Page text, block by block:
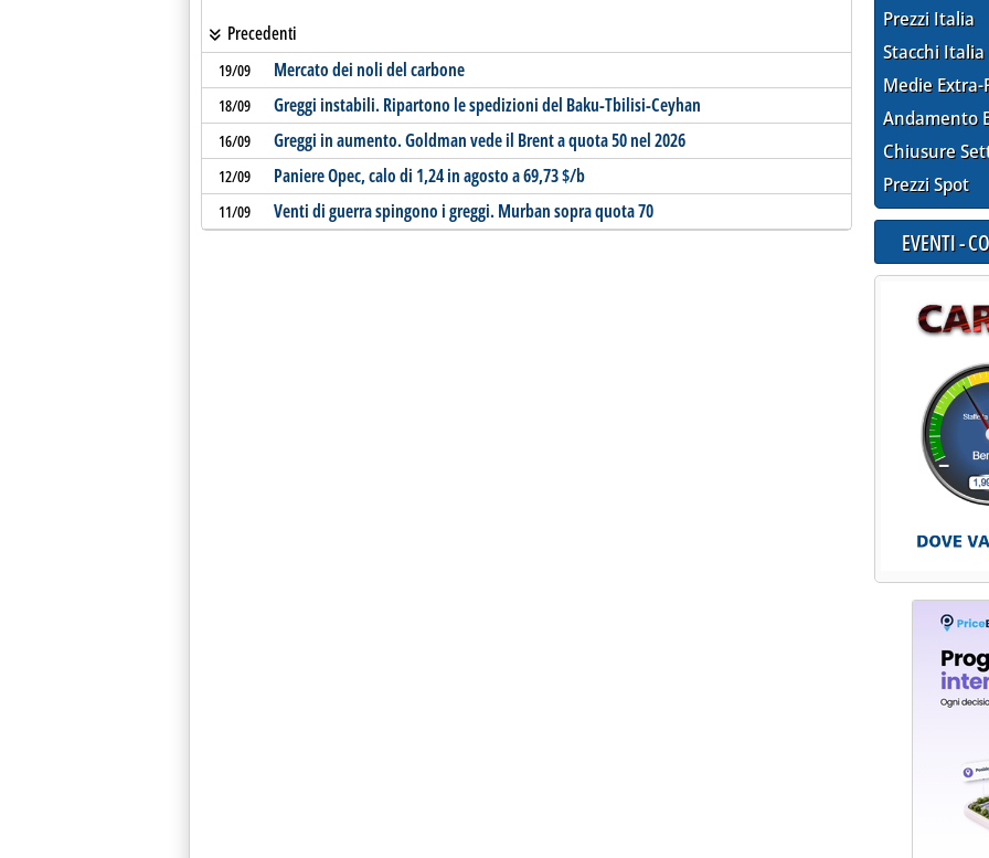
Precedenti
19/09 Mercato dei noli del carbone
18/09 Greggi instabili. Ripartono le spedizioni del Baku-Tbilisi-Ceyhan
16/09 Greggi in aumento. Goldman vede il Brent a quota 50 nel 2026
12/09 Paniere Opec, calo di 1,24 in agosto a 69,73 $/b
11/09 Venti di guerra spingono i greggi. Murban sopra quota 70
Prezzi Italia
Stacchi Italia
Medie Extra-
Andamento
Chiusure
Prezzi Spot
EVENTI -